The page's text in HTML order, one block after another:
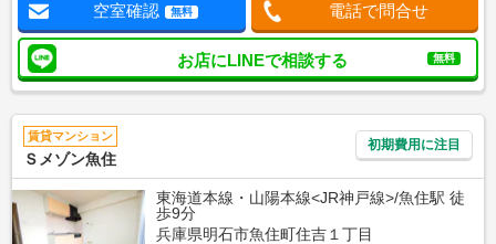
空室確認 無料 電話で問合せ
お店にLINEで相談する 無料
賃貸マンション
Ｓメゾン魚住
初期費用に注目
東海道本線・山陽本線<JR神戸線>/魚住駅 徒
歩9分
兵庫県明石市魚住町住吉１丁目